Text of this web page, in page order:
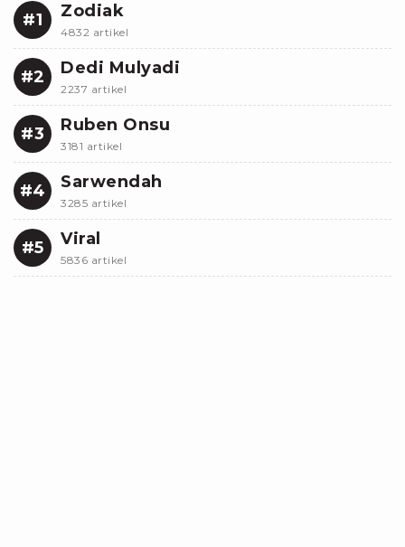
#1 Zodiak
4832 artikel
#2 Dedi Mulyadi
2237 artikel
#3 Ruben Onsu
3181 artikel
#4 Sarwendah
3285 artikel
#5 Viral
5836 artikel